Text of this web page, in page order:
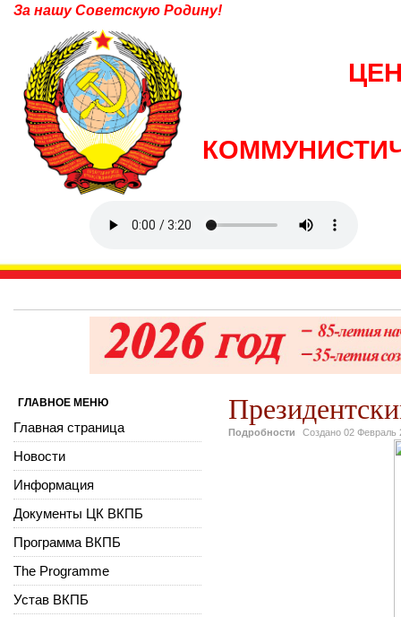
За нашу Советскую Родину!
Подробности Создано 02 Февраль
ГЛАВНОЕ МЕНЮ
Главная страница
Новости
Информация
Документы ЦК ВКПБ
Программа ВКПБ
The Programme
Устав ВКПБ